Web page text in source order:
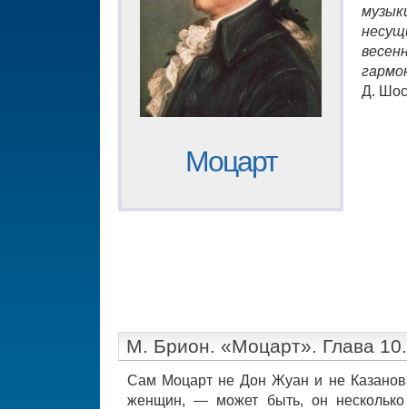
Моцарт
Д.
М. Брион. «Моцарт». Глава
Сам Моцарт не Дон Жуан и не
женщин, — может быть, он